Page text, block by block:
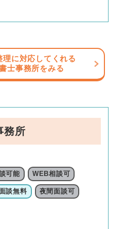
に対応してくれる
士事務所をみる
務所
可能 WEB相談可
談無料 夜間面談可